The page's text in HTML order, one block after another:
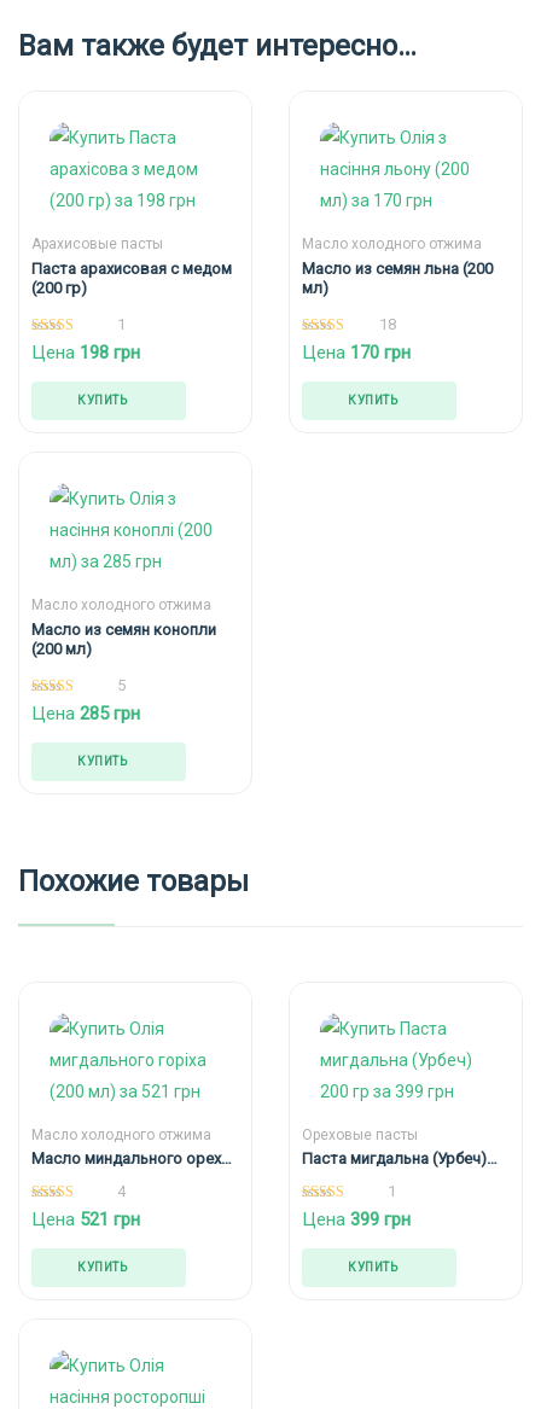
Вам также будет интересно…
Арахисовые пасты
Паста арахисовая с медом
(200 гр)
5.00
из 5
1
Цена 198 грн
КУПИТЬ
Масло холодного отжима
Масло из семян льна (200
мл)
5.00
из 5
18
Цена 170 грн
КУПИТЬ
Масло холодного отжима
Масло из семян конопли
(200 мл)
5.00
из 5
5
Цена 285грн
КУПИТЬ
Похожие товары
Масло холодного отжима
Масло миндального ореха
5.00
из 5
4
Цена 521 грн
КУПИТЬ
Ореховые пасты
Паста мигдальна (Урбеч)
5.00
из 5
1
Цена 399 грн
КУПИТЬ